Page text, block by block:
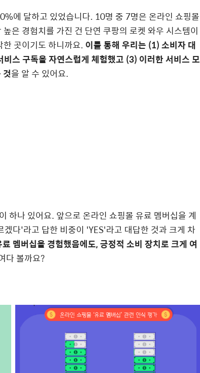
에 달하고 있었습니다. 10명 중 7명은 온라인 쇼핑몰
은 경험치를 가진 건 단연 쿠팡의 로켓 와우 시스템이
곳이기도 하니까요. 이를 통해 우리는 (1) 소비자 대
스 구독을 자연스럽게 체험했고 (3) 이러한 서비스 모
것을 알 수 있어요.
하나 있어요. 앞으로 온라인 쇼핑몰 유료 멤버십을 계
다'라고 답한 비중이 'YES'라고 대답한 것과 크게 차
멤버십을 경험했음에도, 긍정적 소비 장치로 크게 여
다 볼까요?